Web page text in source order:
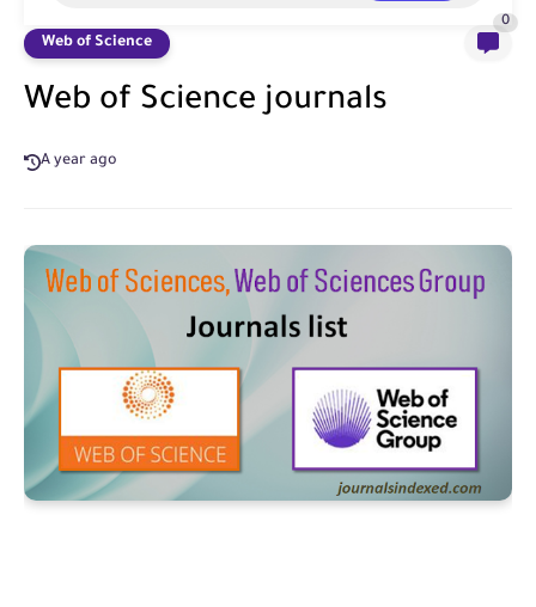
Web of Science
0
Web of Science journals
A year ago